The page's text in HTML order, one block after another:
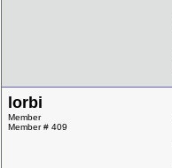
lorbi
Member
Member # 409